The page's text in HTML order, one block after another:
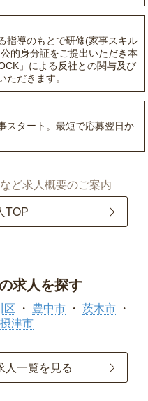
指導のもとで研修(家事スキル
的身分証をご提出いただき本
」による反社との関与及び
ただきます。
スタート。最短で応募翌日か
ど求人概要のご案内
TOP
求人を探す
区 豊中市
茨木市
摂津市
人一覧を見る